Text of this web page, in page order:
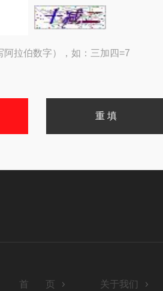
阿拉伯数字），如：三加四=7
首 页 关于我们